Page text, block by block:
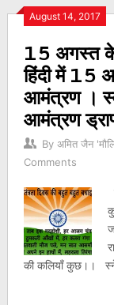
August 14, 2017
15 अगस्त के
हिंदी में 15
आमंत्रण ।
आमंत्रण
By अमित जैन
Comments
की कलियाँ कुछ।।
Posts
navigation